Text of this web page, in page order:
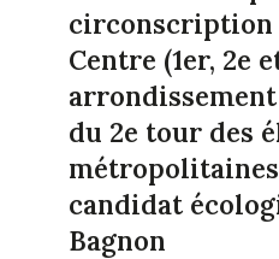
circonscription
Centre (1er, 2e
du 2e tour des
candidat
Bagnon